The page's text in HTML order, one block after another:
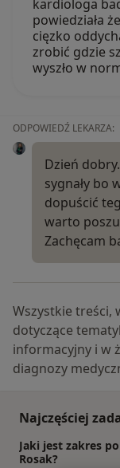
kardiologa
powiedziała
cięzko
zrobić gdzie
wyszło w
ODPOWIEDŹ LEKARZA:
Dzień
sygnały bo
dopuścić
warto
Zachęcam
Wszystkie treści,
dotyczące
informacyjny i w
diagnozy
Najczęściej
Jaki jest zakres
Rosak?